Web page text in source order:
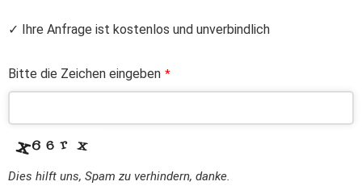
✓ Ihre Anfrage ist kostenlos und unverbindlich
Bitte die Zeichen eingeben *
Dies hilft uns, Spam zu verhindern, danke.